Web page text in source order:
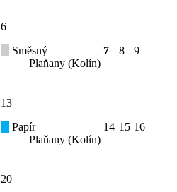
6
Směsný
Plaňany (Kolín)
7 8 9
13
Papír
Plaňany (Kolín)
14 15 16
20